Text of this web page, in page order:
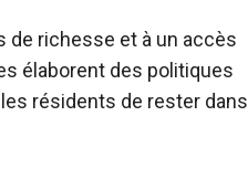
de richesse et à un accès
élaborent des politiques
résidents de rester dans